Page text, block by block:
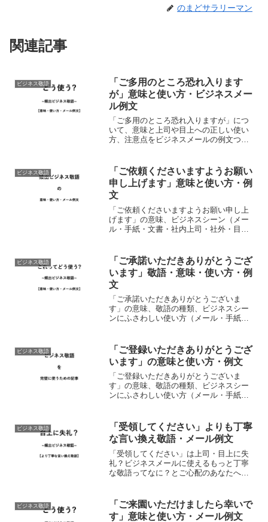
のまどサラリーマン
関連記事
ビジネス敬語
「ご多用のところ恐れ入ります
が」意味と使い方・ビジネスメー
ル例文
「ご多用のところ恐れ入りますが」につ
いて、意味と上司や目上への正しい使い
方、注意点をビジネスメールの例文つき
恐れ入りますが」の意味は「忙しい最中
に申し訳ないと思いますが...
ビジネス敬語
「ご依頼くださいますようお願い
申し上げます」意味と使い方・例
文
「ご依頼くださいますようお願い申し上
げます」の意味、ビジネスシーン（メー
ル・手紙・文書・社内上司・社外・目
つきで誰よりも正しく解説する記事。※
長文になりますので「見出し...
ビジネス敬語
「ご承諾いただきありがとうござ
います」敬語・意味・使い方・例
文
「ご承諾いただきありがとうございま
す」の意味、敬語の種類、ビジネスシー
ンにふさわしい使い方（メール・手紙・
の例文つきで誰よりも正しく解説する記
事。ご承諾いただきありがと...
ビジネス敬語
「ご登録いただきありがとうござ
います」の意味と使い方・例文
「ご登録いただきありがとうございま
す」の意味、敬語の種類、ビジネスシー
ンにふさわしい使い方（メール・手紙・
の例文つきで誰よりも正しく解説する記
事。意味「ご登録いただきあ...
ビジネス敬語
「受領してください」よりも丁寧
な言い換え敬語・メール例文
「受領してください」は上司・目上に失
礼？ビジネスメールに使えるもっと丁寧
な敬語ってなに？とご心配のあなたへ。
ということでは無いのですが…時と場合
によっては上から目線に感...
ビジネス敬語
「ご来園いただけましたら幸いで
す」意味と使い方・メール例文